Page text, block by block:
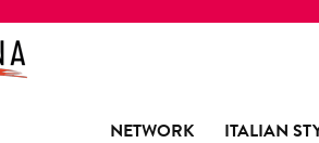
NETWORK ITALIAN